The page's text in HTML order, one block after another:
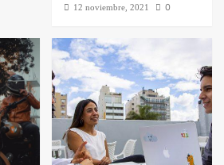
12 noviembre, 2021 0